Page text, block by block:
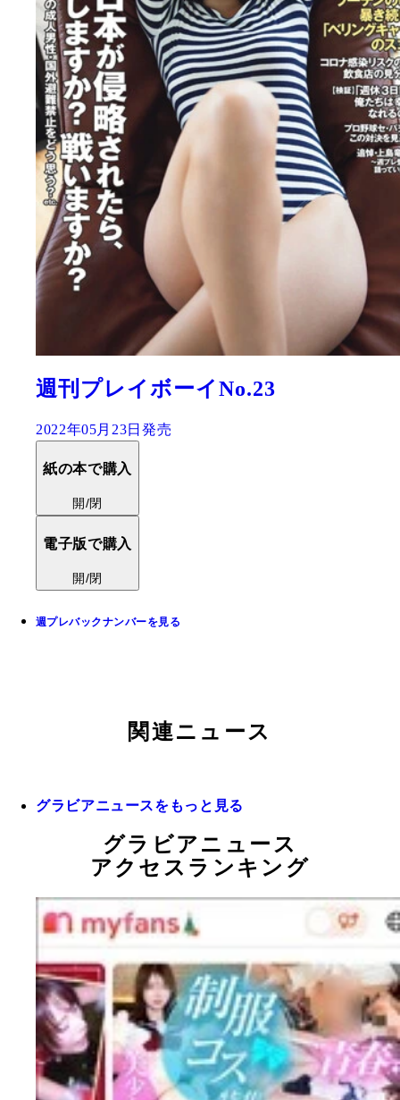
週刊プレイボーイNo.23
2022年05月23日発売
紙の本で購入
開/閉
電子版で購入
開/閉
週プレバックナンバーを見る
関連ニュース
グラビアニュースをもっと見る
グラビアニュース
アクセスランキング